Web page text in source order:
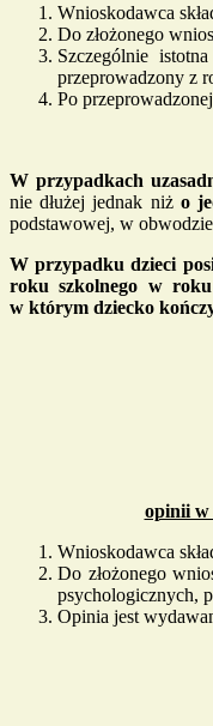
Wnioskodawca
Do złożonego
Szczególnie
przeprowadzony z
Po
W przypadkach
nie dłużej jednak niż o
podstawowej, w
W przypadku dzieci
roku szkolnego w
w którym dziecko
opinii w
Wnioskodawca
Do złożonego
psychologicznych,
Opinia jest